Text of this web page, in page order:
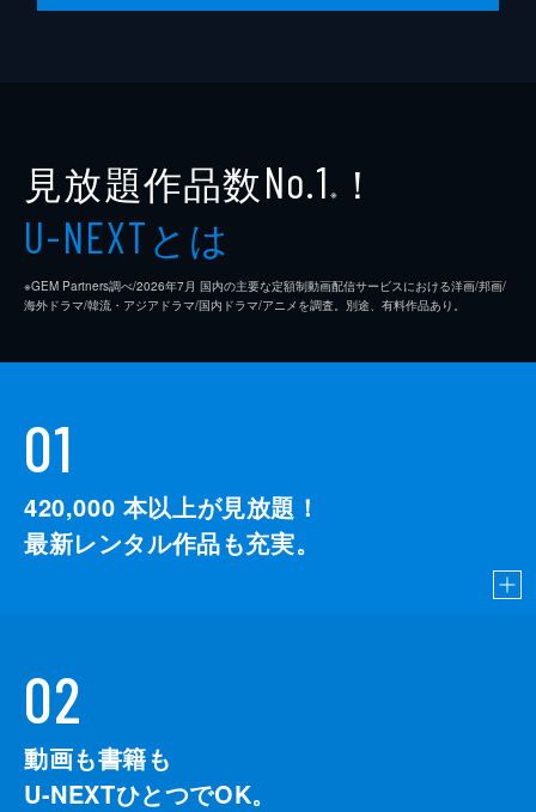
見放題作品数No.1 ※ ！
U-NEXTとは
※GEM Partners調べ/2026年7⽉ 国内の主要な定額制動画配信サービスにおける洋画/邦画/
海外ドラマ/韓流・アジアドラマ/国内ドラマ/アニメを調査。別途、有料作品あり。
01
420,000 本以上が見放題！
最新レンタル作品も充実。
02
動画も書籍も
U-NEXTひとつでOK。